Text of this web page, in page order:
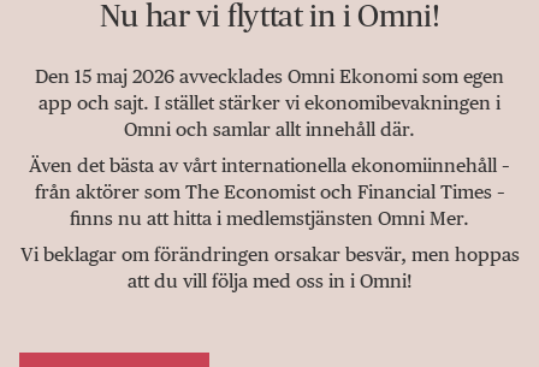
Nu har vi flyttat in i Omni!
Den 15 maj 2026 avvecklades Omni Ekonomi som egen
app och sajt. I stället stärker vi ekonomibevakningen i
Omni och samlar allt innehåll där.
Även det bästa av vårt internationella ekonomiinnehåll –
från aktörer som The Economist och Financial Times –
finns nu att hitta i medlemstjänsten Omni Mer.
Vi beklagar om förändringen orsakar besvär, men hoppas
att du vill följa med oss in i Omni!